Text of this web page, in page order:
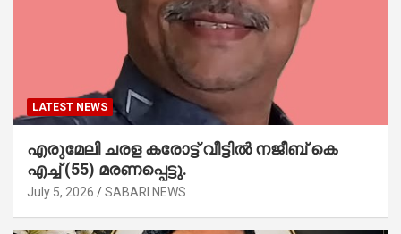
LATEST NEWS
എരുമേലി ചരള കരോട്ട് വീട്ടിൽ നജീബ് കെ
എച്ച് (55) മരണപ്പെട്ടു.
July 5, 2026 SABARI NEWS